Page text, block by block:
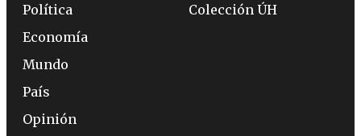
Política
Economía
Mundo
País
Opinión
Colección ÚH